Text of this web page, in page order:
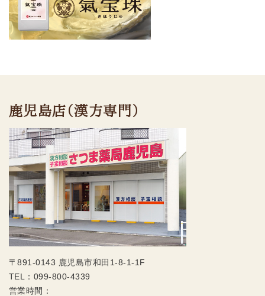
鹿児島店（漢方専門）
〒891-0143 鹿児島市和田1-8-1-1F
TEL： 099-800-4339
営業時間：